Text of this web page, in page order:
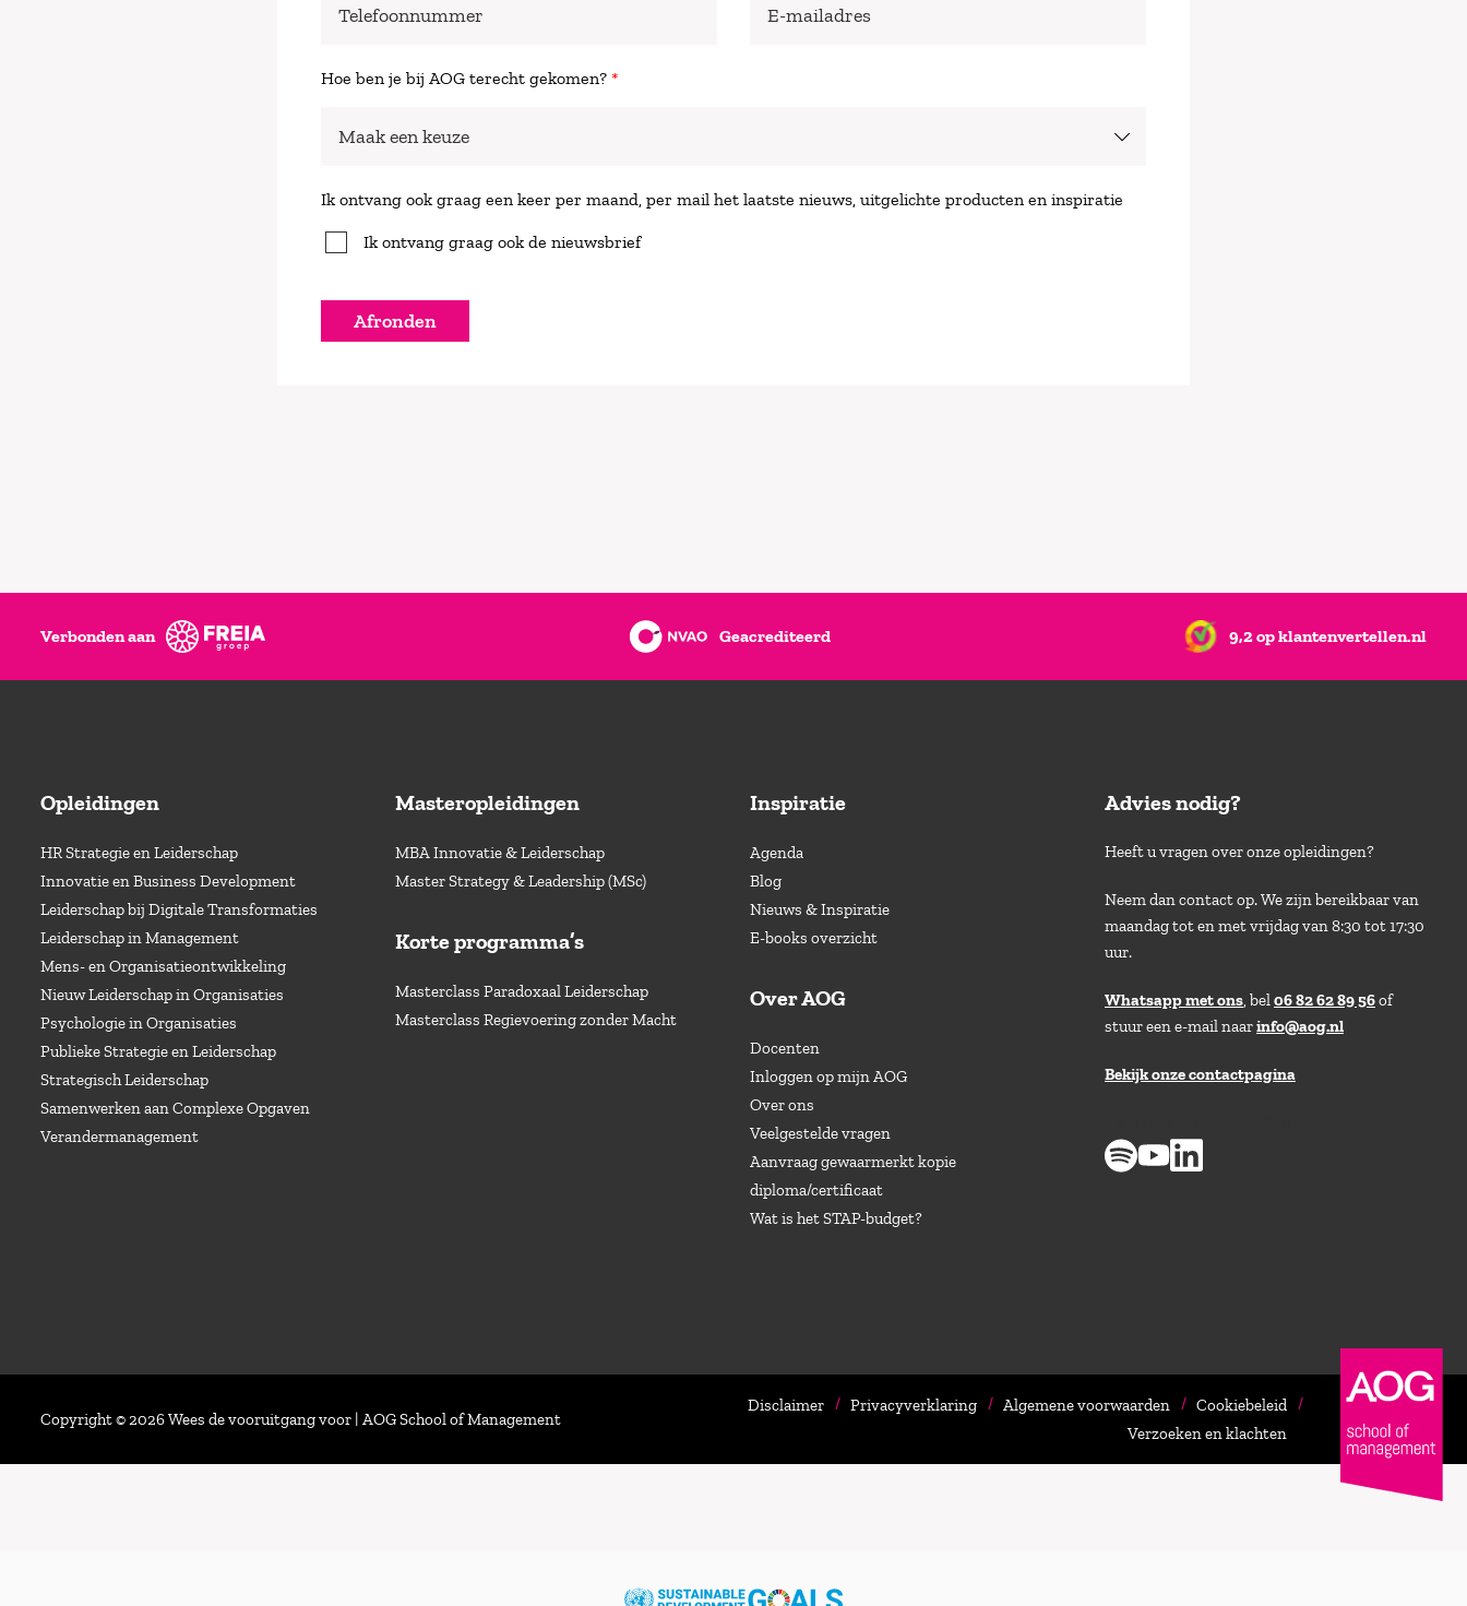
Hoe ben je bij AOG terecht gekomen? *
Ik ontvang ook graag een keer per maand, per mail het laatste nieuws, uitgelichte producten en inspiratie
Ik ontvang graag ook de nieuwsbrief
Afronden
Verbonden aan Geacrediteerd 9,2 op klantenvertellen.nl
Opleidingen
HR Strategie en Leiderschap
Innovatie en Business Development
Leiderschap bij Digitale Transformaties
Leiderschap in Management
Mens- en Organisatieontwikkeling
Nieuw Leiderschap in Organisaties
Psychologie in Organisaties
Publieke Strategie en Leiderschap
Strategisch Leiderschap
Samenwerken aan Complexe Opgaven
Verandermanagement
Masteropleidingen
MBA Innovatie & Leiderschap
Master Strategy & Leadership (MSc)
Korte programma’s
Masterclass Paradoxaal Leiderschap
Masterclass Regievoering zonder Macht
Inspiratie
Agenda
Blog
Nieuws & Inspiratie
E-books overzicht
Over AOG
Docenten
Inloggen op mijn AOG
Over ons
Veelgestelde vragen
Aanvraag gewaarmerkt kopie
diploma/certificaat
Wat is het STAP-budget?
Advies nodig?
Heeft u vragen over onze opleidingen?
Neem dan contact op. We zijn bereikbaar van
maandag tot en met vrijdag van 8:30 tot 17:30
uur.
Whatsapp met ons, bel06 82 62 89 56of
stuur een e-mail naarinfo@aog.nl
Bekijk onze contactpagina
Copyright © 2026 Wees de vooruitgang voor | AOG School of Management
Disclaimer Privacyverklaring Algemene voorwaarden
Cookiebeleid
Verzoeken en klachten